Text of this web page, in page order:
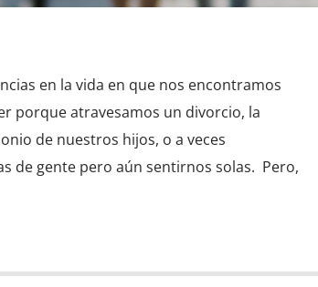
en la vida en que nos encontramos
porque atravesamos un divorcio, la
de nuestros hijos, o a veces
de gente pero aún sentirnos solas. Pero,